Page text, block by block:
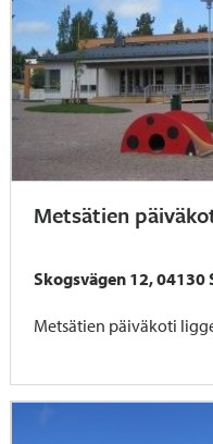
Metsätien
Skogsvägen 12, 04130
Metsätien päiväkoti